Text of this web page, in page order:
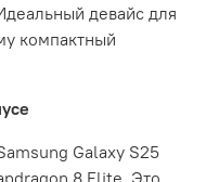
девайс для
компактный
Galaxy S25